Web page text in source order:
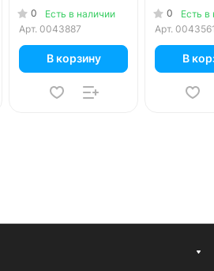
12 шт. в уп.
0
Есть в наличии
Арт. 0043887
В корзину
0
Есть в
Арт.
В